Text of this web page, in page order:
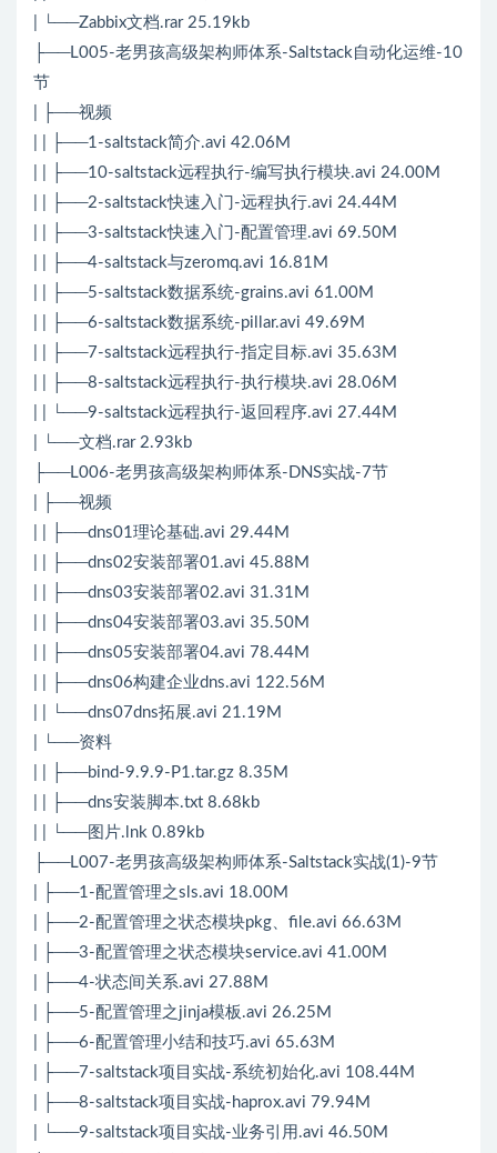
| └──Zabbix文档.rar 25.19kb
├──L005-老男孩高级架构师体系-Saltstack自动化运维-10
节
| ├──视频
| | ├──1-saltstack简介.avi 42.06M
| | ├──10-saltstack远程执行-编写执行模块.avi 24.00M
| | ├──2-saltstack快速入门-远程执行.avi 24.44M
| | ├──3-saltstack快速入门-配置管理.avi 69.50M
| | ├──4-saltstack与zeromq.avi 16.81M
| | ├──5-saltstack数据系统-grains.avi 61.00M
| | ├──6-saltstack数据系统-pillar.avi 49.69M
| | ├──7-saltstack远程执行-指定目标.avi 35.63M
| | ├──8-saltstack远程执行-执行模块.avi 28.06M
| | └──9-saltstack远程执行-返回程序.avi 27.44M
| └──文档.rar 2.93kb
├──L006-老男孩高级架构师体系-DNS实战-7节
| ├──视频
| | ├──dns01理论基础.avi 29.44M
| | ├──dns02安装部署01.avi 45.88M
| | ├──dns03安装部署02.avi 31.31M
| | ├──dns04安装部署03.avi 35.50M
| | ├──dns05安装部署04.avi 78.44M
| | ├──dns06构建企业dns.avi 122.56M
| | └──dns07dns拓展.avi 21.19M
| └──资料
| | ├──bind-9.9.9-P1.tar.gz 8.35M
| | ├──dns安装脚本.txt 8.68kb
| | └──图片.lnk 0.89kb
├──L007-老男孩高级架构师体系-Saltstack实战(1)-9节
| ├──1-配置管理之sls.avi 18.00M
| ├──2-配置管理之状态模块pkg、file.avi 66.63M
| ├──3-配置管理之状态模块service.avi 41.00M
| ├──4-状态间关系.avi 27.88M
| ├──5-配置管理之jinja模板.avi 26.25M
| ├──6-配置管理小结和技巧.avi 65.63M
| ├──7-saltstack项目实战-系统初始化.avi 108.44M
| ├──8-saltstack项目实战-haprox.avi 79.94M
| └──9-saltstack项目实战-业务引用.avi 46.50M